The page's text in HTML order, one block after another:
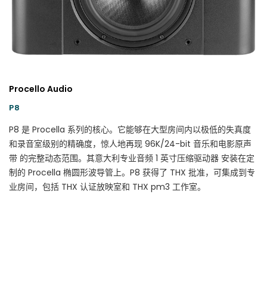
Procello Audio
P8
P8 是 Procella 系列的核心。它能够在大型房间内以极低的失真度
和录音室级别的精确度，惊人地再现 96K/24-bit 音乐和电影原声
带 的完整动态范围。其意大利专业音频 1 英寸压缩驱动器 安装在定
制的 Procella 椭圆形波导管上。P8 获得了 THX 批准，可集成到专
业房间，包括 THX 认证放映室和 THX pm3 工作室。